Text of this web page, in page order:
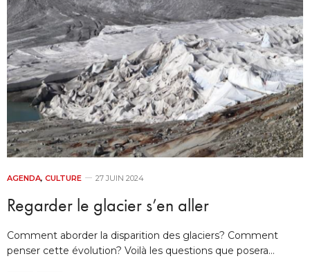
AGENDA, CULTURE 27 JUIN 2024
Regarder le glacier s’en aller
Comment aborder la disparition des glaciers? Comment
penser cette évolution? Voilà les questions que posera…